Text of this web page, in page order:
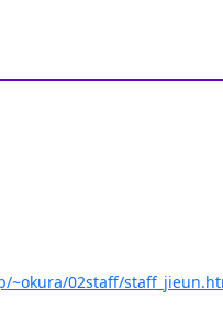
~okura/02staff/